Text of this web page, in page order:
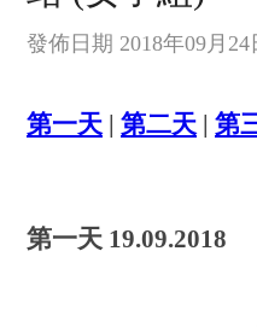
發佈日期 2018年09月24
第一天 | 第二天 | 第
第一天 19.09.2018